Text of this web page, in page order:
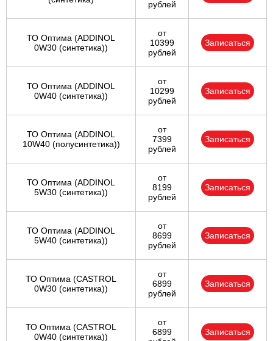
рублей
ТО Оптима (ADDINOL
0W30 (синтетика))
от
10399
рублей
Записаться
ТО Оптима (ADDINOL
0W40 (синтетика))
от
10299
рублей
Записаться
ТО Оптима (ADDINOL
10W40 (полусинтетика))
от
7399
рублей
Записаться
ТО Оптима (ADDINOL
5W30 (синтетика))
от
8199
рублей
Записаться
ТО Оптима (ADDINOL
5W40 (синтетика))
от
8699
рублей
Записаться
ТО Оптима (CASTROL
0W30 (синтетика))
от
6899
рублей
Записаться
ТО Оптима (CASTROL
0W40 (синтетика))
от
6899
Записаться